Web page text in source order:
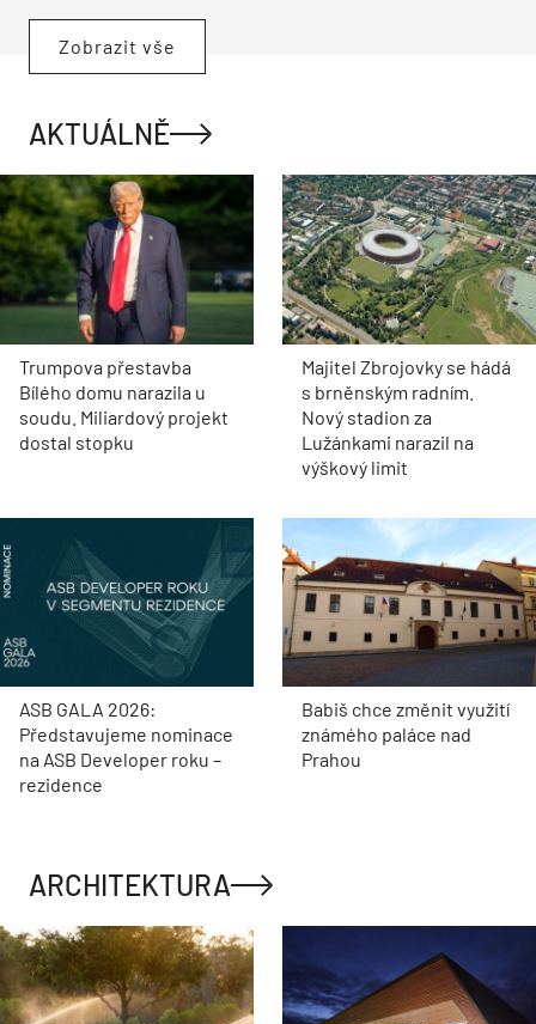
Zobrazit vše
AKTUÁLNĚ
Trumpova přestavba
Bílého domu narazila u
soudu. Miliardový projekt
dostal stopku
Majitel Zbrojovky se hádá
s brněnským radním.
Nový stadion za
Lužánkami narazil na
výškový limit
ASB GALA 2026:
Představujeme nominace
na ASB Developer roku –
rezidence
Babiš chce změnit využití
známého paláce nad
Prahou
ARCHITEKTURA